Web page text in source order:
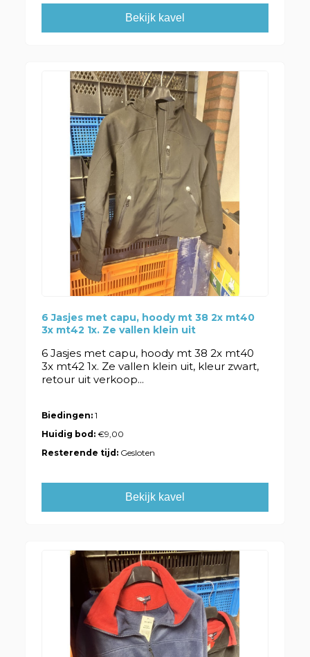
Bekijk kavel
6 Jasjes met capu, hoody mt 38 2x mt40
3x mt42 1x. Ze vallen klein uit
6 Jasjes met capu, hoody mt 38 2x mt40
3x mt42 1x. Ze vallen klein uit, kleur zwart,
retour uit verkoop...
Biedingen: 1
Huidig bod:€9,00
Resterende tijd: Gesloten
Bekijk kavel